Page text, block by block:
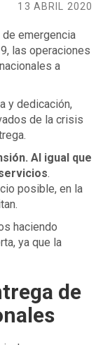
13 ABRIL 2020
emergencia
las operaciones
a
y dedicación,
de la crisis
Al igual que
.
posible, en la
haciendo
ya que la
de